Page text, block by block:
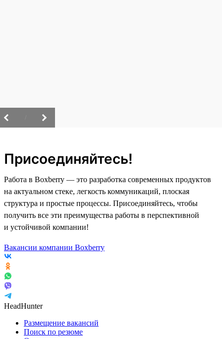
Присоединяйтесь!
Работа в Boxberry — это разработка современных продуктов
на актуальном стеке, легкость коммуникаций, плоская
структура и простые процессы. Присоединяйтесь, чтобы
получить все эти преимущества работы в перспективной
и устойчивой компании!
Вакансии компании Boxberry
HeadHunter
Размещение вакансий
Поиск по резюме